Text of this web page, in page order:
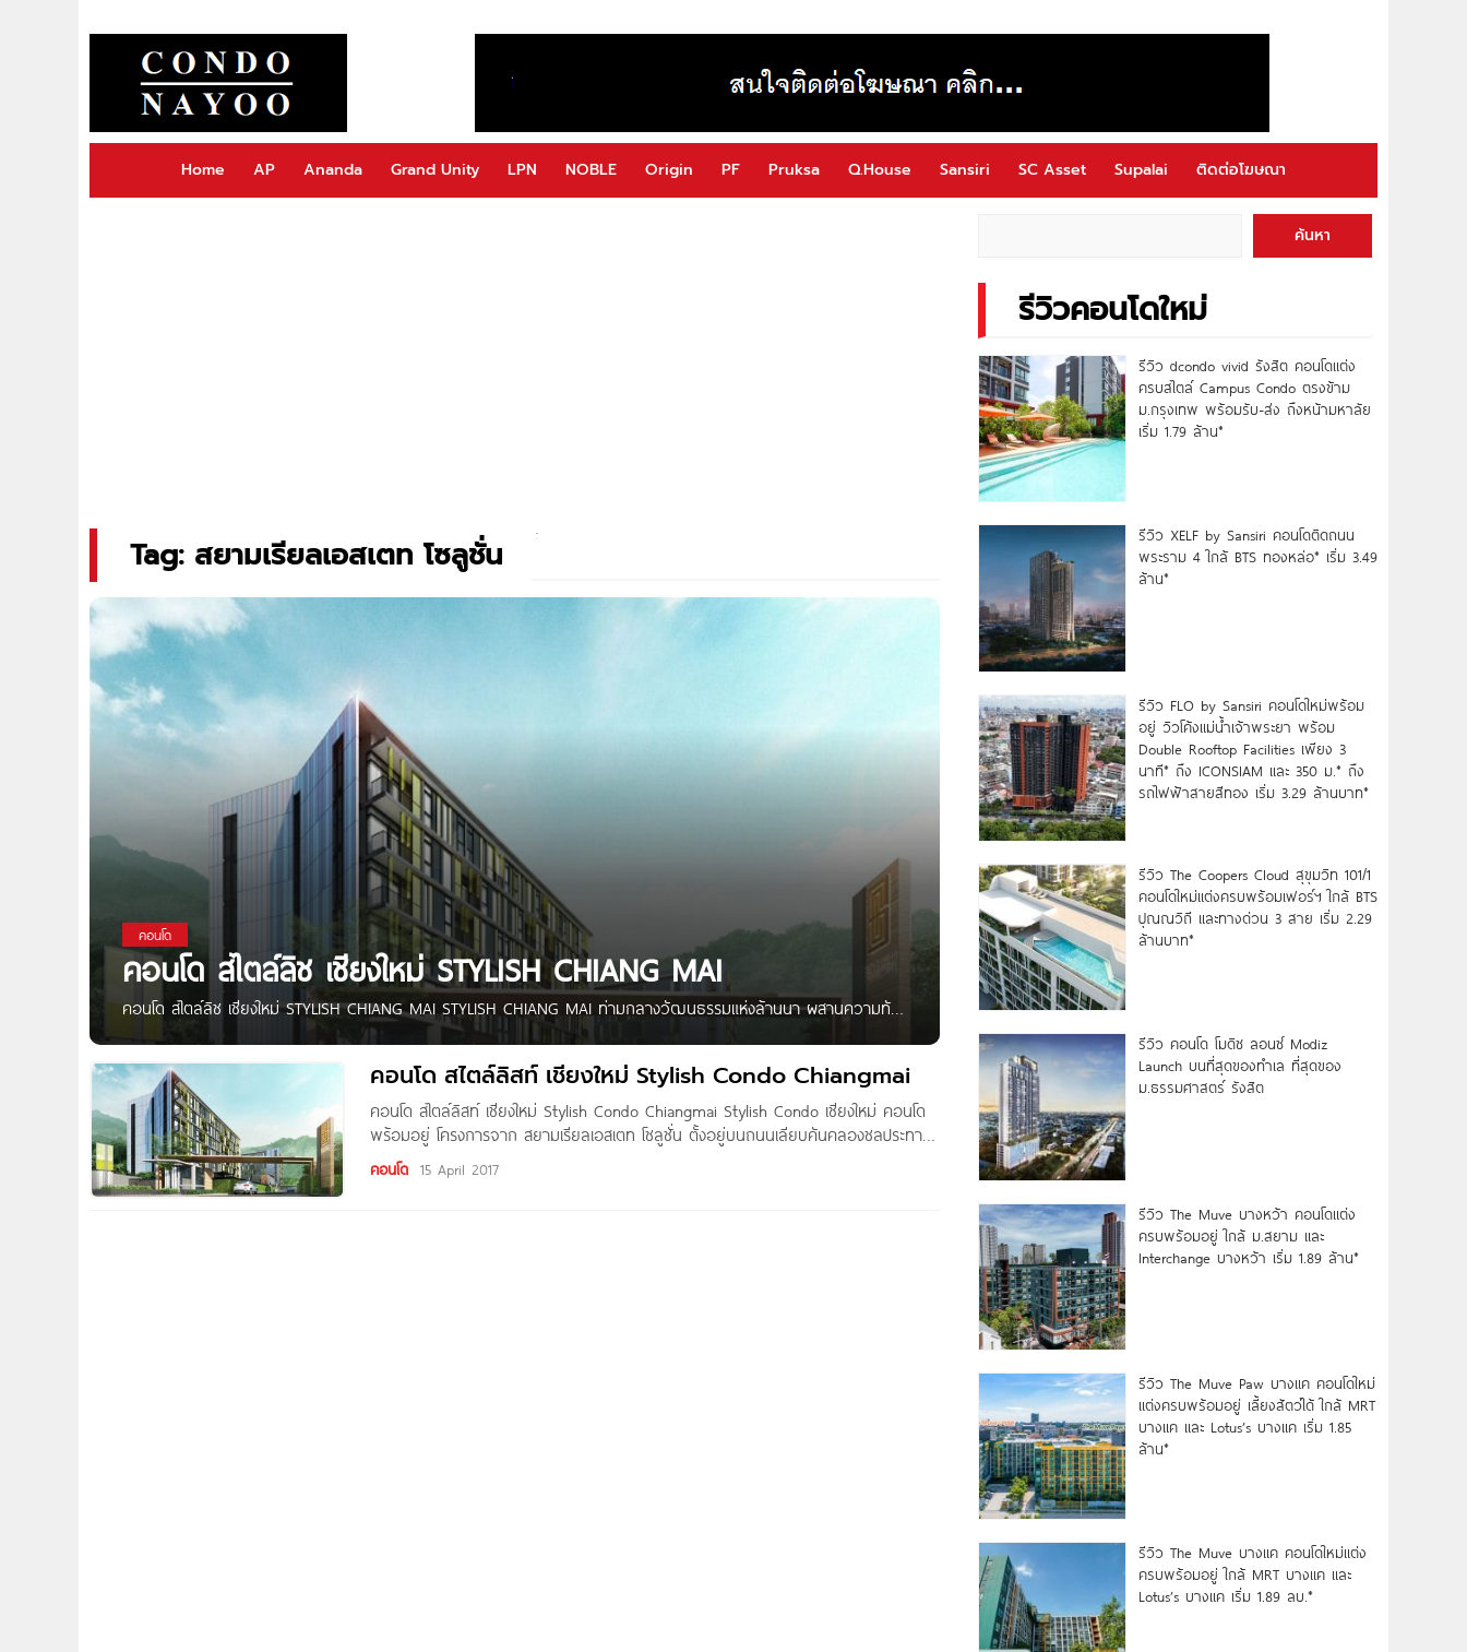
Home AP Ananda Grand Unity LPN NOBLE Origin PF Pruksa Q.House Sansiri SC Asset Supalai ติดต่อโฆษณา
Tag: สยามเรียลเอสเตท โซลูชั่น
คอนโด
คอนโด สไตล์ลิช เชียงใหม่ STYLISH CHIANG MAI
คอนโด สไตล์ลิช เชียงใหม่ STYLISH CHIANG MAI STYLISH CHIANG MAI ท่ามกลางวัฒนธรรมแห่งล้านนา ผสานความทัน
สมัยอย่างลงตัว โดดเด่นด้วยทําเลศักภาพ ใกล้ชิดขุนเขาดอยสุเทพ ที่เป็นเอกลักษณ์แห่งเมืองเชียงใหม่ ให้คุณได้พักผ่อนบนที่
อยู่ อาศัยที่ เสมือนอยู่ใจกลางโอโซนของขุนเขา เพียบพร้อมไปด้วย สิ่งอํานวยความสะดวกสบายครบครัน การเดินทางสะดวก
นอกจาก Location ที่ดีเเล้วการออกแบบที่ดีก็เป็นสิ่งที่สําคัญ ไม่น้อยไป กว่ากัน นอกจากการ Design ที่สวยงามเเล้วการใช้
วัสดุที่ดีมีคุณภาพ เเละการนํานวัตกรรมใหม่ๆ เข้าใช้เพื่อให้เกิดประสิทธิภาพสูงสุดของการอยู่อาศัยก็เป็นสิ่งที่ทาง
คอนโด สไตล์ลิสท์ เชียงใหม่ Stylish Condo Chiangmai
คอนโด สไตล์ลิสท์ เชียงใหม่ Stylish Condo Chiangmai Stylish Condo เชียงใหม่ คอนโด
พร้อมอยู่ โครงการจาก สยามเรียลเอสเตท โซลูชั่น ตั้งอยู่บนถนนเลียบคันคลองชลประทาน
อ.เมือง จ.เชียงใหม่ ใกล้ดอยสุเทพ, ถนนนิมมานเหมินทร์, ม.เชียงใหม่, ฮาร์เบอร์ และ มายา
เชียงใหม่ สไตล์ลิสท์ เชียงใหม่ เป็นคอนโด Low-Rise 7 ชั้น 2
คอนโด 15 April 2017
ค้นหา
รีวิวคอนโดใหม่
รีวิว dcondo vivid รังสิต คอนโดแต่ง
ครบสไตล์ Campus Condo ตรงข้าม
ม.กรุงเทพ พร้อมรับ-ส่ง ถึงหน้ามหาลัย
เริ่ม 1.79 ล้าน*
รีวิว XELF by Sansiri คอนโดติดถนน
พระราม 4 ใกล้ BTS ทองหล่อ* เริ่ม 3.49
ล้าน*
รีวิว FLO by Sansiri คอนโดใหม่พร้อม
อยู่ วิวโค้งแม่น้ำเจ้าพระยา พร้อม
Double Rooftop Facilities เพียง 3
นาที* ถึง ICONSIAM และ 350 ม.* ถึง
รถไฟฟ้าสายสีทอง เริ่ม 3.29 ล้านบาท*
รีวิว The Coopers Cloud สุขุมวิท 101/1
คอนโดใหม่แต่งครบพร้อมเฟอร์ฯ ใกล้ BTS
ปุณณวิถี และทางด่วน 3 สาย เริ่ม 2.29
ล้านบาท*
รีวิว คอนโด โมดิซ ลอนซ์ Modiz
Launch บนที่สุดของทำเล ที่สุดของ
ม.ธรรมศาสตร์ รังสิต
รีวิว The Muve บางหว้า คอนโดแต่ง
ครบพร้อมอยู่ ใกล้ ม.สยาม และ
Interchange บางหว้า เริ่ม 1.89 ล้าน*
รีวิว The Muve Paw บางแค คอนโดใหม่
แต่งครบพร้อมอยู่ เลี้ยงสัตว์ได้ ใกล้ MRT
บางแค และ Lotus’s บางแค เริ่ม 1.85
ล้าน*
รีวิว The Muve บางแค คอนโดใหม่แต่ง
ครบพร้อมอยู่ ใกล้ MRT บางแค และ
Lotus’s บางแค เริ่ม 1.89 ลบ.*